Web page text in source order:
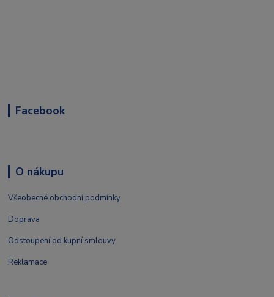
Facebook
O nákupu
Všeobecné obchodní podmínky
Doprava
Odstoupení od kupní smlouvy
Reklamace